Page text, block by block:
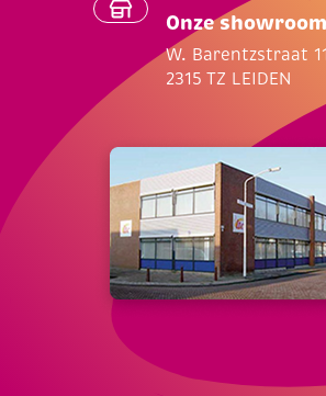
Onze showroom
W. Barentzstraat
2315 TZ LEIDEN